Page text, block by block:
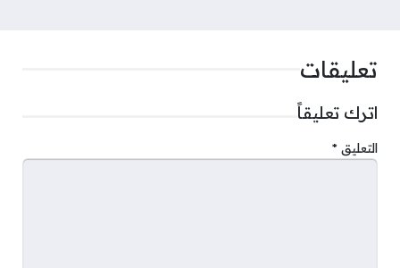
تعليقات
اترك تعليقاً
التعليق *